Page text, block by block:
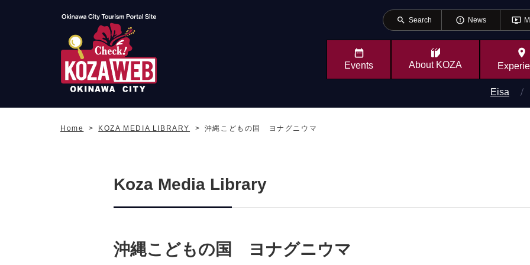
search Search error_outline News ondemand_video
Events About KOZA
place
Eisa
Home KOZA MEDIA LIBRARY 沖縄こどもの国 ヨナグニウマ
Koza Media Library
沖縄こどもの国 ヨナグニウマ